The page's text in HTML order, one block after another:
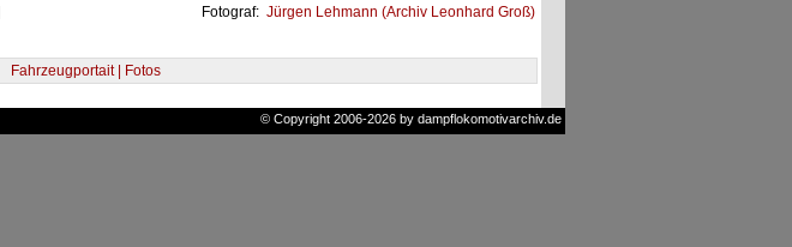
Fotograf: Jürgen Lehmann (Archiv Leonhard Groß)
Fahrzeugportait | Fotos
© Copyright 2006-2026 by dampflokomotivarchiv.de